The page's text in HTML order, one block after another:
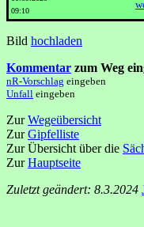
09:10
Bild hochladen
Kommentar zum Weg
nR-Vorschlag eingeben
Unfall eingeben
ZurWegeübersicht
ZurGipfelliste
Zur Übersicht über die
ZurHauptseite
Zuletzt geändert: 8.3.2024